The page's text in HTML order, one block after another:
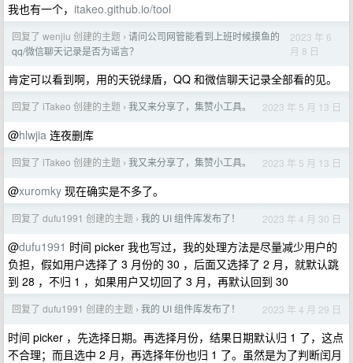
我也有一个， itakeo.github.io/tool
回复了 wenjiu 创建的主题 › 请问公司网管能看到上班时候摸鱼的
qq/微信聊天记录是否为谣言？
2023 年 6
月 8 日
肯定可以看到啊，用的天锐绿盾，QQ 和微信聊天记录全部看的见。
回复了 iTakeo 创建的主题 › 我又来分享了，集赞小工具。 2023 年 5 月 13 日
@hlwjia 连夜删库
回复了 iTakeo 创建的主题 › 我又来分享了，集赞小工具。 2023 年 5 月 13 日
@xuromky 现在确实是不多了。
回复了 dufu1991 创建的主题 › 我的 UI 组件库发布了！ 2023 年 4 月 30 日
@dufu1991 时间 picker 我也写过，我的处理方法是尽量减少用户的
负担，假如用户选择了 3 月份的 30 ，后面又选择了 2 月，就默认跳
到 28 ，不归 1 ，如果用户又切回了 3 月，再默认回到 30
回复了 dufu1991 创建的主题 › 我的 UI 组件库发布了！ 2023 年 4 月 29 日
时间 picker ，先选择日期。再选择月份，结果日期默认归 1 了，这点
不合理；而且选中 2 月，再选择年份也归 1 了。虽然是为了判断闰月